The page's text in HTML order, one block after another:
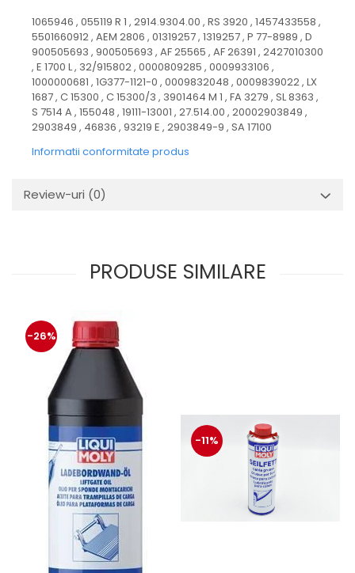
1065946 , 055119 R 1 , 2914.9304.00 , RS 3920 , 1457433558 ,
5501660912 , AEM 2806 , 01319257 , 1319257 , P 77-8989 , D
900505693 , 900505693 , AF 25565 , AF 26391 , 2427010300
, E 1700 L , 32/915802 , 0000809285 , 0009933106 ,
1000000681 , 1G377-1121-0 , 0009832048 , 0009839022 , LX
1687 , C 15300 , C 15300/3 , 3901464 M 1 , FA 3279 , SL 8363 ,
S 7514 A , 155048 , 19111-13001 , 27.514.00 , 20002903849 ,
2903849 , 46836 , 93219 E , 2903849-9 , SA 17100
Informatii conformitate produs
Review-uri (0)
PRODUSE SIMILARE
-26%
-11%